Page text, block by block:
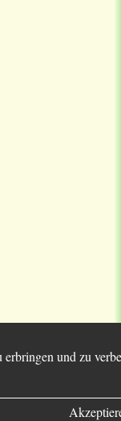
und zu